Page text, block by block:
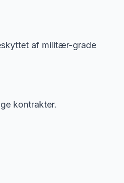
af militær-grade
kontrakter.